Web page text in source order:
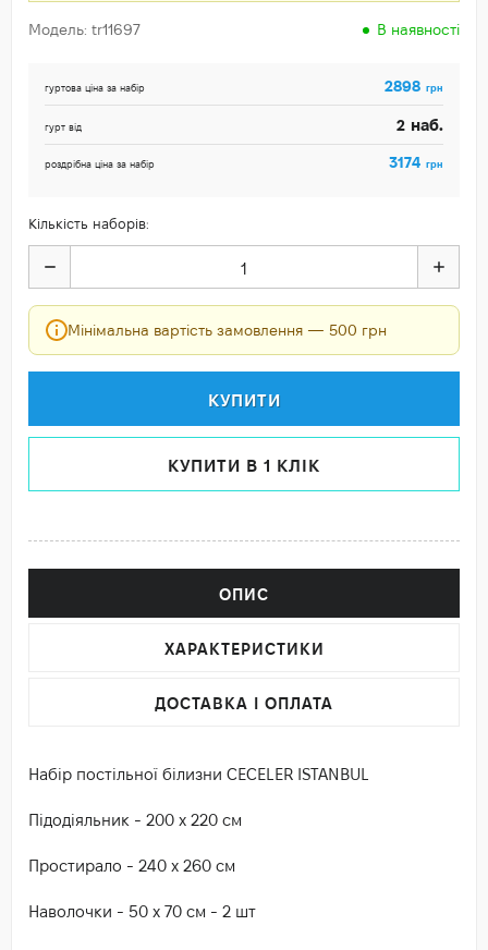
Модель: tr11697 В наявності
гуртова ціна за набір 2898 грн
гурт від 2 наб.
роздрібна ціна за набір 3174 грн
Кількість наборів:
Мінімальна вартість замовлення — 500 грн
КУПИТИ
КУПИТИ В 1 КЛІК
ОПИС
ХАРАКТЕРИСТИКИ
ДОСТАВКА І ОПЛАТА
Набір постільної білизни CECELER ISTANBUL
Підодіяльник - 200 х 220 см
Простирало - 240 х 260 см
Наволочки - 50 х 70 см - 2 шт